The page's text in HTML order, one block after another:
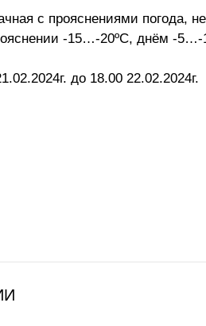
с прояснениями погода,
-15…-20ºС, днём -5…-
до 18.00 22.02.2024г.